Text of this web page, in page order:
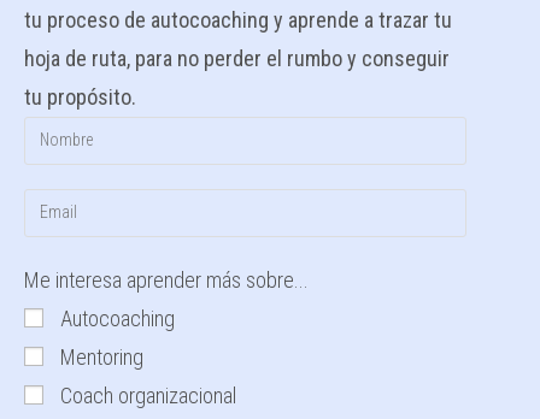
tu proceso de autocoaching y aprende a trazar tu
hoja de ruta, para no perder el rumbo y conseguir
tu propósito.
Me interesa aprender más sobre...
Autocoaching
Mentoring
Coach organizacional